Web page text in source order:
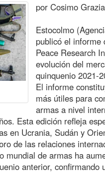
por Cosimo
Estocolmo
publicó el informe
Peace Research
evolución del
quinquenio 2021-
El informe
más útiles para
armas a nivel
Esta edición refleja
en Ucrania, Sudán y
de las relaciones
mundial de armas ha
anterior, confirmando